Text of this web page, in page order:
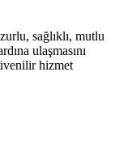
sağlıklı, mutlu
ulaşmasını
hizmet